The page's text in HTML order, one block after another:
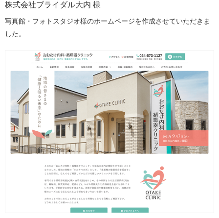
株式会社ブライダル大内 様
写真館・フォトスタジオ様のホームページを作成させていただきま
した。